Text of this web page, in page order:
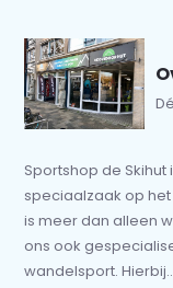
Sportshop de
speciaalzaak op
is meer dan alleen
ons ook
wandelsport.